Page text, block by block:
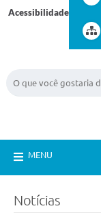
Acessibilidade
MENU
Notícias